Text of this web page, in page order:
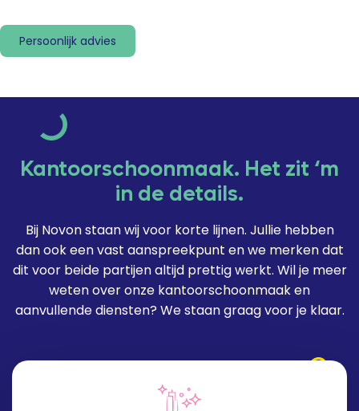
Persoonlijk advies
Kantoorschoonmaak. Het zit ‘m
in de details.
Bij Novon staan wij voor korte lijnen. Jullie hebben
dan ook een vast aanspreekpunt en we merken dat
dit voor beide partijen altijd prettig werkt. Wil je meer
weten over onze kantoorschoonmaak en
aanvullende diensten? We staan graag voor je klaar.